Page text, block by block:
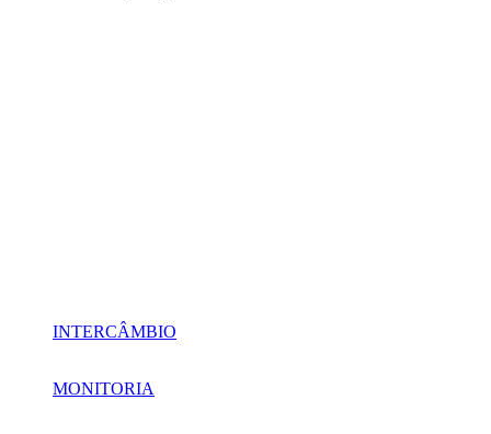
INTERCÂMBIO
MONITORIA